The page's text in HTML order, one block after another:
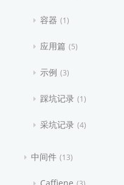
容器 1
应用篇 5
示例 3
踩坑记录 1
采坑记录 4
中间件 13